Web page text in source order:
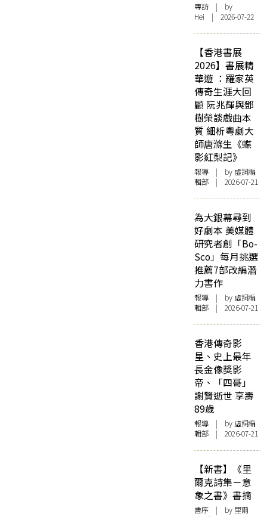
專訪 | by
Hei | 2026-07-22
【香港書展
2026】書展精
華遊 ：羅家英
傳奇生涯大回
顧 阮兆輝與鄧
樹榮談戲曲本
質 細析粵劇大
師唐滌生《蝶
影紅梨記》
報導 | by 虛詞編
輯部 | 2026-07-21
為大銀幕尋到
好劇本 美媒體
研究者創「Bo-
Sco」每月挑選
推薦7部改編潛
力書作
報導 | by 虛詞編
輯部 | 2026-07-21
香港傳奇影
星、史上最年
長金像獎影
帝、「四哥」
謝賢逝世 享壽
89歲
報導 | by 虛詞編
輯部 | 2026-07-21
【新書】《里
爾克詩集－意
象之書》書摘
書序 | by 里爾